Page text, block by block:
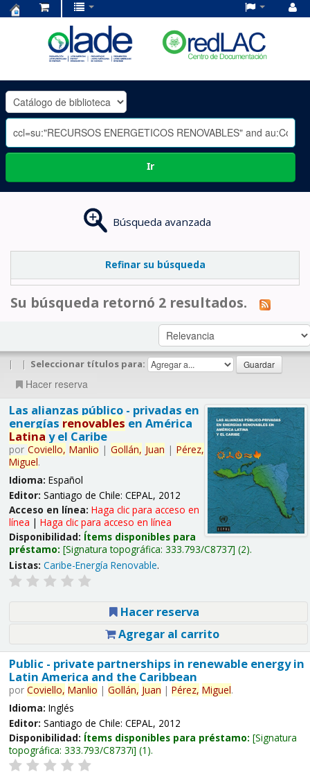
OLADE
-
Ir
Búsqueda avanzada
Refinar su búsqueda
Su búsqueda retornó 2 resultados.
| | Seleccionar títulos para:
Hacer reserva
Las alianzas público - privadas en
energías renovables en América
Latina y el Caribe
por Coviello, Manlio | Gollán, Juan | Pérez,
Miguel.
Idioma: Español
Editor: Santiago de Chile: CEPAL, 2012
Acceso en línea: Haga clic para acceso en
línea | Haga clic para acceso en línea
Disponibilidad: Ítems disponibles para
préstamo: Signatura topográfica: 333.793/C8737 (2).
Listas: Caribe-Energía Renovable.
Hacer reserva
Agregar al carrito
Public - private partnerships in renewable energy in
Latin America and the Caribbean
por Coviello, Manlio | Gollán, Juan | Pérez, Miguel.
Idioma: Inglés
Editor: Santiago de Chile: CEPAL, 2012
Disponibilidad: Ítems disponibles para préstamo: Signatura
topográfica: 333.793/C8737i (1).